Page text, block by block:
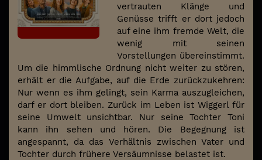
vertrauten Klänge und
Genüsse trifft er dort jedoch
auf eine ihm fremde Welt, die
wenig mit seinen
Vorstellungen übereinstimmt.
Um die himmlische Ordnung nicht weiter zu stören,
erhält er die Aufgabe, auf die Erde zurückzukehren:
Nur wenn es ihm gelingt, sein Karma auszugleichen,
darf er dort bleiben. Zurück im Leben ist Wiggerl für
seine Umwelt unsichtbar. Nur seine Tochter Toni
kann ihn sehen und hören. Die Begegnung ist
angespannt, da das Verhältnis zwischen Vater und
Tochter durch frühere Versäumnisse belastet ist.